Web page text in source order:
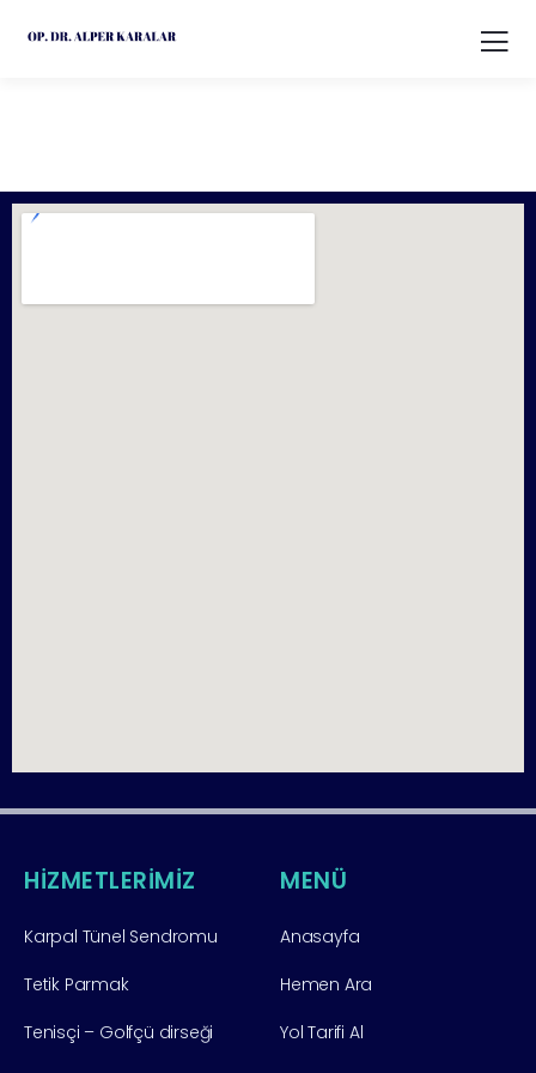
HİZMETLERİMİZ
Karpal Tünel Sendromu
Tetik Parmak
Tenisçi – Golfçü dirseği
MENÜ
Anasayfa
Hemen Ara
Yol Tarifi Al